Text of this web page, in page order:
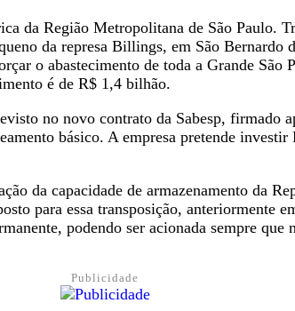
da Região Metropolitana de São
da represa Billings, em São Bernardo
o abastecimento de toda a Grande São
é de R$ 1,4 bilhão.
no novo contrato da Sabesp, firmado
básico. A empresa pretende
da capacidade de armazenamento da
para essa transposição, anteriormente
podendo ser acionada sempre que
Publicidade